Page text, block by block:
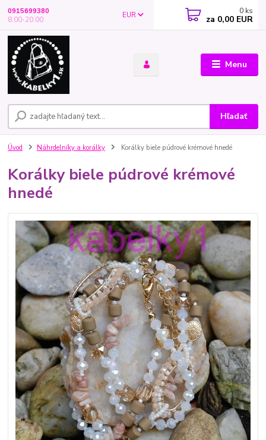
Menu
EUR
Hľadať
0915699380
8.00-20.00
0 ks
za 0,00 EUR
Úvod Náhrdelníky a korálky Korálky biele púdrové krémové hnedé
Korálky biele púdrové krémové
hnedé